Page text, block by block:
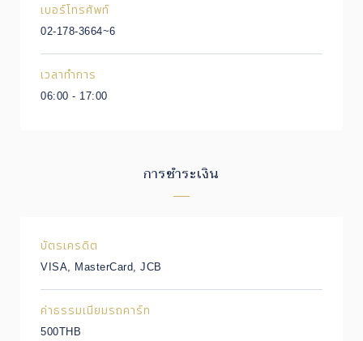
เบอร์โทรศัพท์
02-178-3664~6
เวลาทำการ
06:00 - 17:00
การชำระเงิน
บัตรเครดิต
VISA, MasterCard, JCB
ค่าธรรมเนียมรถคาร์ท
500THB